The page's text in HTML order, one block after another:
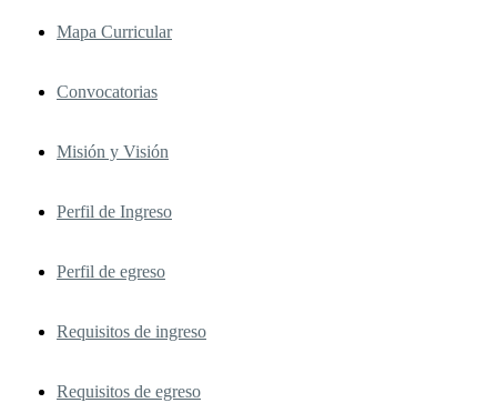
Mapa Curricular
Convocatorias
Misión y Visión
Perfil de Ingreso
Perfil de egreso
Requisitos de ingreso
Requisitos de egreso